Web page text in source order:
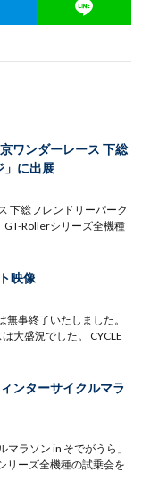
ワンダーレース 下総
」に出展
下総フレンドリーパーク
GT-Rollerシリーズ全機種
映像
事終了いたしました。
大盛況でした。 CYCLE
ンターサイクルマラ
ラソン in そでがうら」
リーズ全機種の試乗会を